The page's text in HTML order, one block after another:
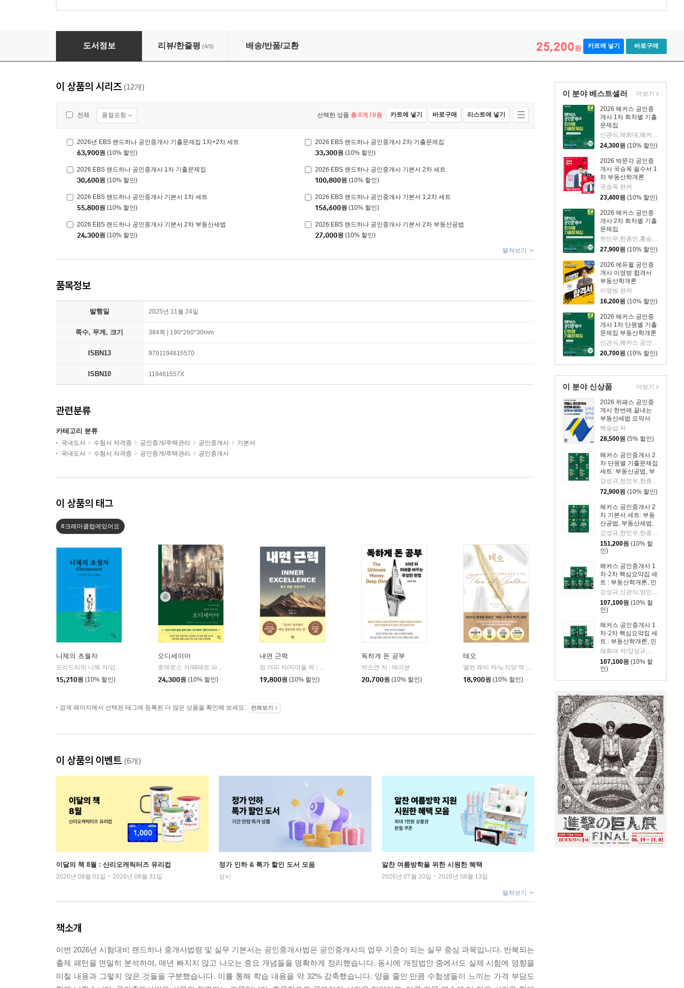
2026 EBS 랜드하나 공인중개사 기본서 2차 중개사법령 및 실무
도서정보 리뷰/한줄평 (4/3) 배송/반품/교환 25,200원 카트에 넣기 바로구매
이 분야 베스트셀러
2026 해커스 공인중
개사 1차 회차별 기출
문제집
신관식,채희대,해커스 공인중개사시험 연구소 저
24,300원 (10% 할인)
2026 박문각 공인중
개사 국승옥 필수서 1
차 부동산학개론
국승옥 편저
23,400원 (10% 할인)
2026 해커스 공인중
개사 2차 회차별 기출
문제집
한민우,한종민,홍승한,강성규,해커스 공인중개사시험 연구소 저
27,900원 (10% 할인)
2026 에듀윌 공인중
개사 이영방 합격서
부동산학개론
이영방 편저
16,200원 (10% 할인)
2026 해커스 공인중
개사 1차 단원별 기출
문제집 부동산학개론
신관식,해커스 공인중개사시험 연구소 저
20,700원 (10% 할인)
더보기
이 분야 신상품
2026 위패스 공인중
개사 한번에 끝내는
부동산세법 요약서
+문제집
백승삼 저
28,500원 (5% 할인)
해커스 공인중개사 2
차 단원별 기출문제집
세트: 부동산공법, 부
동산세법, 부동산공시
법령, 공인중개사법령
및 실무
강성규,한민우,한종민,해커스 공인중개사시험 연구소,홍승한 편저
72,900원 (10% 할인)
해커스 공인중개사 2
차 기본서 세트: 부동
산공법, 부동산세법,
부동산공시법령, 공인
중개사법령 및 실무
강성규,한민우,한종민,홍승한 편저
151,200원 (10% 할
인)
해커스 공인중개사 1
차·2차 핵심요약집 세
트 : 부동산학개론, 민
법 및 민사특별법(양
민), 부동산공법, 부동
산세법, 부동산공시법
령, 공인중개사법령
및 실무
강성규,신관식,양민,한민우,한종민,홍승한 편저
107,100원 (10% 할
인)
해커스 공인중개사 1
차·2차 핵심요약집 세
트 : 부동산학개론, 민
법 및 민사특별법(채
희대), 부동산공법, 부
동산세법, 부동산공시
법령, 공인중개사법령
및 실무
채희대 저/강성규,신관식,한민우,한종민,홍승한 편저
107,100원 (10% 할
인)
더보기
이 상품의 시리즈 (12개)
전체 품절포함 선택한 상품 총 0개 / 0원 카트에 넣기 바로구매 리스트에 넣기
2026년 EBS 랜드하나 공인중개사 기출문제집 1차+2차 세트
63,900원 (10% 할인)
2026 EBS 랜드하나 공인중개사 2차 기출문제집
33,300원 (10% 할인)
2026 EBS 랜드하나 공인중개사 1차 기출문제집
30,600원 (10% 할인)
2026 EBS 랜드하나 공인중개사 기본서 2차 세트
100,800원 (10% 할인)
2026 EBS 랜드하나 공인중개사 기본서 1차 세트
55,800원 (10% 할인)
2026 EBS 랜드하나 공인중개사 기본서 1,2차 세트
156,600원 (10% 할인)
2026 EBS 랜드하나 공인중개사 기본서 2차 부동산세법
24,300원 (10% 할인)
2026 EBS 랜드하나 공인중개사 기본서 2차 부동산공법
27,000원 (10% 할인)
펼쳐보기
품목정보
발행일 2025년 11월 24일
쪽수, 무게, 크기 384쪽 | 190*260*30mm
ISBN13 9791194815570
ISBN10 119481557X
관련분류
카테고리 분류
국내도서 수험서 자격증 공인중개/주택관리 공인중개사
기본서
국내도서
수험서 자격증 공인중개/주택관리 공인중개사
이 상품의 태그
#크레마클럽에있어요
니체의 초월자
프리드리히 니체 저/김철 편역
15,210원 (10% 할인)
오디세이아
호메로스 저/페테르 파울 루벤스 그림/박문재 역 | 현대지성
24,300원 (10% 할인)
내면 근력
짐 머피 저/지여울 역
윌북(willbook)
19,800원 (10% 할인)
독하게 돈 공부
박소연 저
메이븐
20,700원 (10% 할인)
테오
앨런 레비 저/노지양 역
오팬하우스
18,900원 (10% 할인)
검색 페이지에서 선택된 태그에 등록된 더 많은 상품을 확인해 보세요. 전체보기
이 상품의 이벤트 (6개)
이달의 책 8월 : 산리오캐릭터즈 유리컵
2026년 08월 01일 ~ 2026년 08월 31일
정가 인하 & 특가 할인 도서 모음
상시
알찬 여름방학을 위한 시원한 혜택
2026년 07월 20일 ~ 2026년 08월 13일
펼쳐보기
책소개
이번 2026년 시험대비 랜드하나 중개사법령 및 실무 기본서는 공인중개사법은 공인중개사의 업무 기준이 되는 실무 중심 과목입니다. 반복되는
출제 패턴을 면밀히 분석하여, 매년 빠지지 않고 나오는 중요 개념들을 명확하게 정리했습니다. 동시에 개정법안 중에서도 실제 시험에 영향을
미칠 내용과 그렇지 않은 것들을 구분했습니다. 이를 통해 학습 내용을 약 32% 감축했습니다. 양을 줄인 만큼 수험생들이 느끼는 가격 부담도